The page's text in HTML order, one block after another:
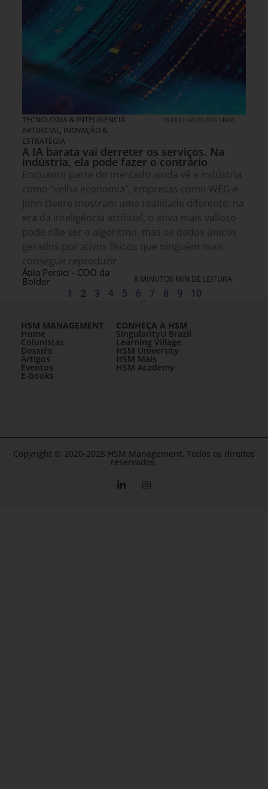
TECNOLOGIA & INTELIGENCIA
ARTIFICIAL, INOVAÇÃO &
ESTRATÉGIA
29 DE JULHO DE 2026 14H00
A IA barata vai derreter os serviços. Na
indústria, ela pode fazer o contrário
Enquanto parte do mercado ainda vê a indústria
como “velha economia”, empresas como WEG e
John Deere mostram uma realidade diferente: na
era da inteligência artificial, o ativo mais valioso
pode não ser o algoritmo, mas os dados únicos
gerados por ativos físicos que ninguém mais
consegue reproduzir.
Átila Persici - COO da
Bolder 8 MINUTOS MIN DE LEITURA
1 2 3 4 5 6 7 8 9 10
HSM MANAGEMENT
Home
Colunistas
Dossiês
Artigos
Eventos
E-books
CONHEÇA A HSM
SingularityU Brazil
Learning Village
HSM University
HSM Mais
HSM Academy
Copyright © 2020-2025 HSM Management. Todos os direitos
reservados.